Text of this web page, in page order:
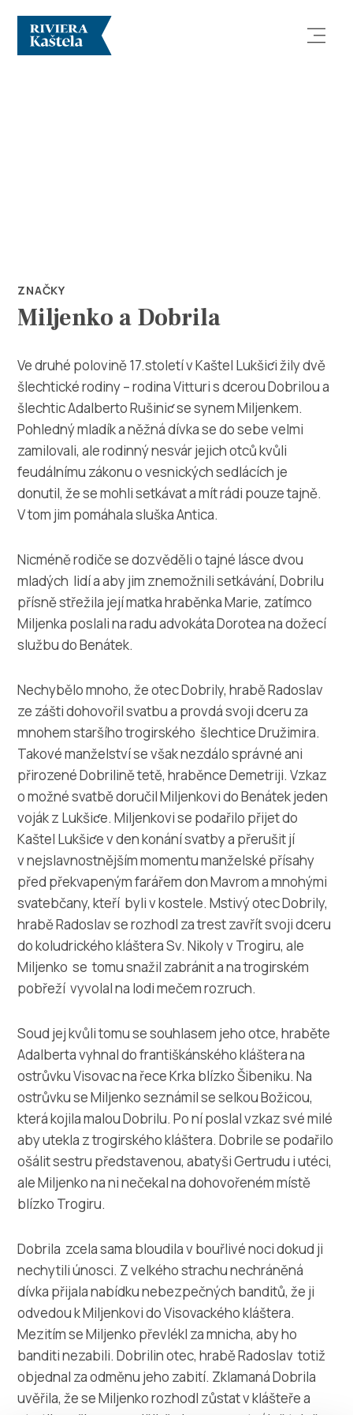
Info
Multimédia
Safe in Dalmatia
cs
+385 21 227 933
info@kastela-info.hr
Villa Nika, Kamberovo šetalište 30,
21216 Kaštel Stari, Hrvatska
ZNAČKY
Miljenko a Dobrila
Ve druhé polovině 17.století v Kaštel Lukšiƈi žily dvě
šlechtické rodiny – rodina Vitturi s dcerou Dobrilou a
šlechtic Adalberto Rušiniƈ se synem Miljenkem.
Pohledný mladík a něžná dívka se do sebe velmi
zamilovali, ale rodinný nesvár jejich otců kvůli
feudálnímu zákonu o vesnických sedlácích je
donutil, že se mohli setkávat a mít rádi pouze tajně.
V tom jim pomáhala sluška Antica.
Nicméně rodiče se dozvěděli o tajné lásce dvou
mladých lidí a aby jim znemožnili setkávání, Dobrilu
přísně střežila její matka hraběnka Marie, zatímco
Miljenka poslali na radu advokáta Dorotea na dožecí
službu do Benátek.
Nechybělo mnoho, že otec Dobrily, hrabě Radoslav
ze zášti dohovořil svatbu a provdá svoji dceru za
mnohem staršího trogirského šlechtice Družimira.
Takové manželství se však nezdálo správné ani
přirozené Dobrilině tetě, hraběnce Demetriji. Vzkaz
o možné svatbě doručil Miljenkovi do Benátek jeden
voják z Lukšiƈe. Miljenkovi se podařilo přijet do
Kaštel Lukšiƈe v den konání svatby a přerušit jí
v nejslavnostnějším momentu manželské přísahy
před překvapeným farářem don Mavrom a mnohými
svatebčany, kteří byli v kostele. Mstivý otec Dobrily,
hrabě Radoslav se rozhodl za trest zavřít svoji dceru
do koludrického kláštera Sv. Nikoly v Trogiru, ale
Miljenko se tomu snažil zabránit a na trogirském
pobřeží vyvolal na lodi mečem rozruch.
Soud jej kvůli tomu se souhlasem jeho otce, hraběte
Adalberta vyhnal do františkánského kláštera na
ostrůvku Visovac na řece Krka blízko Šibeniku. Na
ostrůvku se Miljenko seznámil se selkou Božicou,
která kojila malou Dobrilu. Po ní poslal vzkaz své milé
aby utekla z trogirského kláštera. Dobrile se podařilo
ošálit sestru představenou, abatyši Gertrudu i utéci,
ale Miljenko na ni nečekal na dohovořeném místě
blízko Trogiru.
Dobrila zcela sama bloudila v bouřlivé noci dokud ji
nechytili únosci. Z velkého strachu nechráněná
dívka přijala nabídku nebezpečných banditů, že ji
odvedou k Miljenkovi do Visovackého kláštera.
Mezitím se Miljenko převlékl za mnicha, aby ho
banditi nezabili. Dobrilin otec, hrabě Radoslav totiž
objednal za odměnu jeho zabití. Zklamaná Dobrila
uvěřila, že se Miljenko rozhodl zůstat v klášteře a